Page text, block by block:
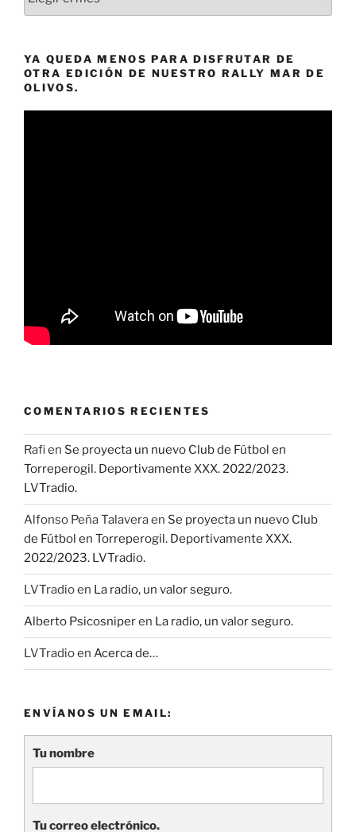
nuestras
un
«clic».
YA QUEDA MENOS PARA DISFRUTAR DE
OTRA EDICIÓN DE NUESTRO RALLY MAR DE
OLIVOS.
COMENTARIOS RECIENTES
Rafien Se proyecta un nuevo Club de Fútbol en
Torreperogil. Deportivamente XXX. 2022/2023.
LVTradio.
Alfonso Peña Talaveraen Se proyecta un nuevo Club
de Fútbol en Torreperogil. Deportivamente XXX.
2022/2023. LVTradio.
LVTradioen La radio, un valor seguro.
Alberto Psicosniperen La radio, un valor seguro.
LVTradioen Acerca de…
ENVÍANOS UN EMAIL:
Tu nombre
Tu correo electrónico.